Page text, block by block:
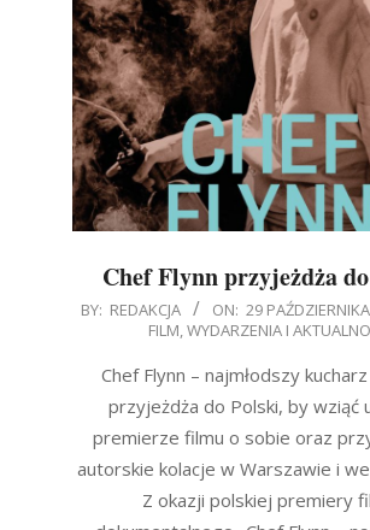
Chef Flynn przyjeżdża
2018-
BY: REDAKCJA ON: 29
FILM,WYDARZENIA I
Chef Flynn – najmłodszy
przyjeżdża do Polski, by wziąć
premierze filmu o sobie oraz
autorskie kolacje w Warszawie i we
Z okazji polskiej premiery